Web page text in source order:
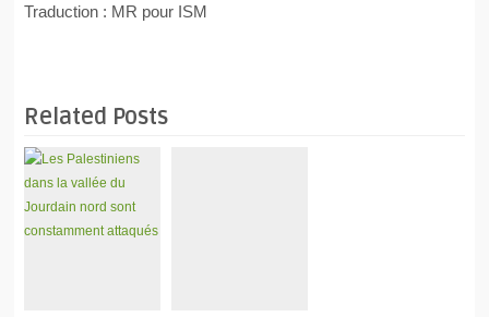
Traduction : MR pour ISM
Related Posts